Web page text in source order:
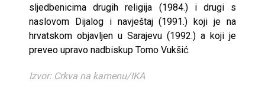
sljedbenicima drugih religija (1984.) i drugi s
naslovom Dijalog i navještaj (1991.) koji je na
hrvatskom objavljen u Sarajevu (1992.) a koji je
preveo upravo nadbiskup Tomo Vukšić.
Izvor: Crkva na kamenu/IKA